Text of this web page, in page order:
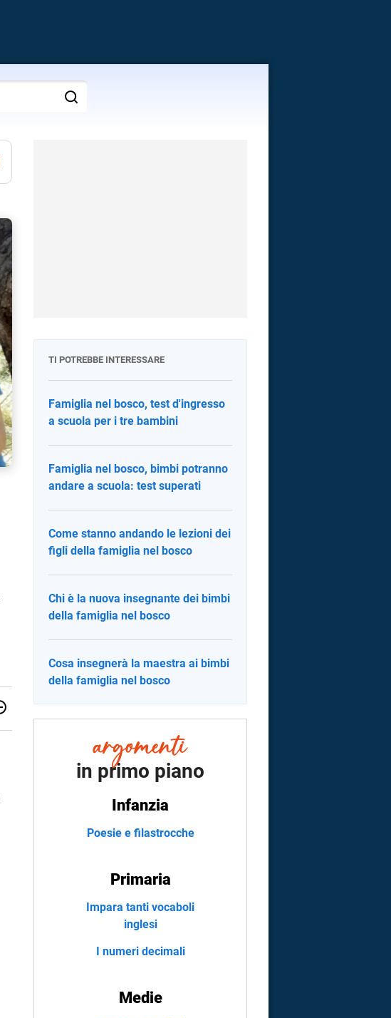
TI POTREBBE INTERESSARE
Famiglia nel bosco, test d'ingresso
a scuola per i tre bambini
Famiglia nel bosco, bimbi potranno
andare a scuola: test superati
Come stanno andando le lezioni dei
figli della famiglia nel bosco
Chi è la nuova insegnante dei bimbi
della famiglia nel bosco
Cosa insegnerà la maestra ai bimbi
della famiglia nel bosco
in primo piano
Infanzia
Poesie e filastrocche
Primaria
Impara tanti vocaboli
inglesi
I numeri decimali
Medie